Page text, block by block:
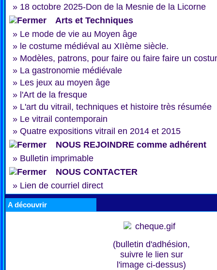
» 18 octobre 2025-Don de la Mesnie de la Licorne
Arts et Techniques
» Le mode de vie au Moyen âge
» le costume médiéval au XIIème siècle.
» Modèles, patrons, pour faire ou faire faire un
» La gastronomie médiévale
» Les jeux au moyen âge
» l'Art de la fresque
» L'art du vitrail, techniques et histoire très résumée
» Le vitrail contemporain
» Quatre expositions vitrail en 2014 et 2015
NOUS REJOINDRE comme adhérent
» Bulletin imprimable
NOUS CONTACTER
» Lien de courriel direct
A découvrir
(bulletin d'adhésion,
suivre le lien sur
l'image ci-dessus)